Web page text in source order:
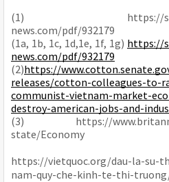
(1) https://
news.com/pdf/932179
(1a, 1b, 1c, 1d,1e, 1f, 1g) https://
news.com/pdf/932179
(2)https://
releases/cotton-colleagues-to-
communist-vietnam-market-
destroy-american-jobs-and-
(3) https://
state/Economy
https://vietquoc.org/dau-la-su-
nam-quy-che-kinh-te-thi-